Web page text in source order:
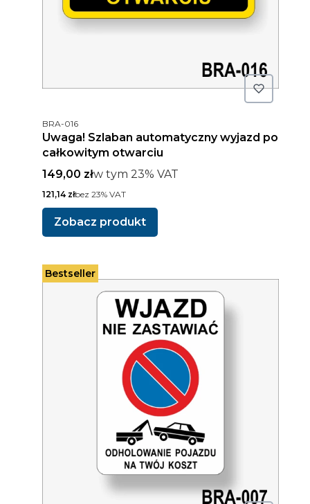
Kod produktu
BRA-016
Uwaga! Szlaban automatyczny wyjazd po
całkowitym otwarciu
Cena brutto
149,00 złw tym %s VAT
w tym 23% VAT
Cena netto
121,14 złbez 23% VAT
Zobacz produkt
Bestseller